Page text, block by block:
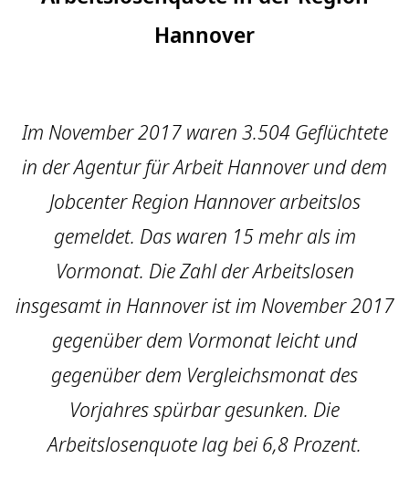
Hannover
Im November 2017 waren 3.504 Geflüchtete
in der Agentur für Arbeit Hannover und dem
Jobcenter Region Hannover arbeitslos
gemeldet. Das waren 15 mehr als im
Vormonat. Die Zahl der Arbeitslosen
insgesamt in Hannover ist im November 2017
gegenüber dem Vormonat leicht und
gegenüber dem Vergleichsmonat des
Vorjahres spürbar gesunken. Die
Arbeitslosenquote lag bei 6,8 Prozent.